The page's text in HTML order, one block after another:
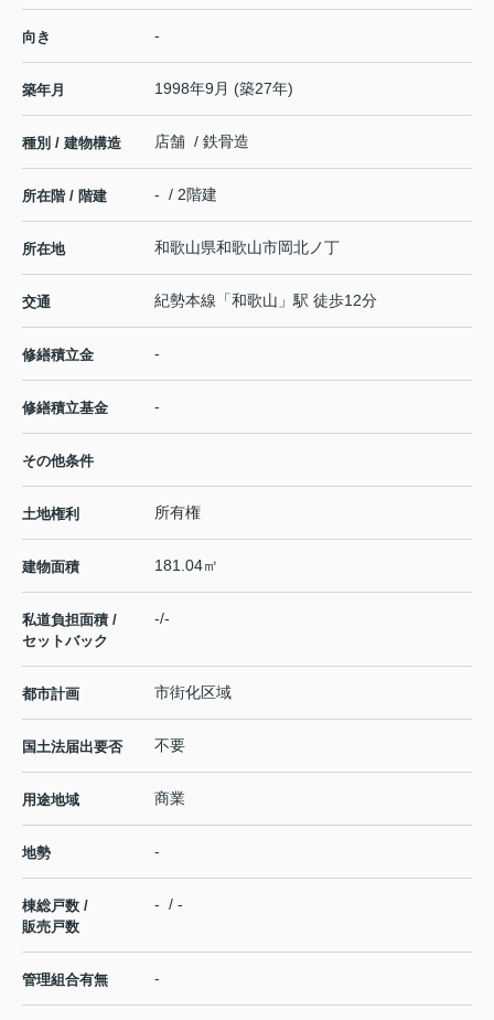
向き -
築年月 1998年9月 (築27年)
種別 / 建物構造 店舗 / 鉄骨造
所在階 / 階建 - / 2階建
所在地 和歌山県和歌山市岡北ノ丁
交通 紀勢本線 「和歌山 」駅 徒歩12分
修繕積立金 -
修繕積立基金 -
その他条件
土地権利 所有権
建物面積 181.04㎡
私道負担面積 /
セットバック
-/-
都市計画 市街化区域
国土法届出要否 不要
用途地域 商業
地勢 -
棟総戸数 /
販売戸数
- / -
管理組合有無 -